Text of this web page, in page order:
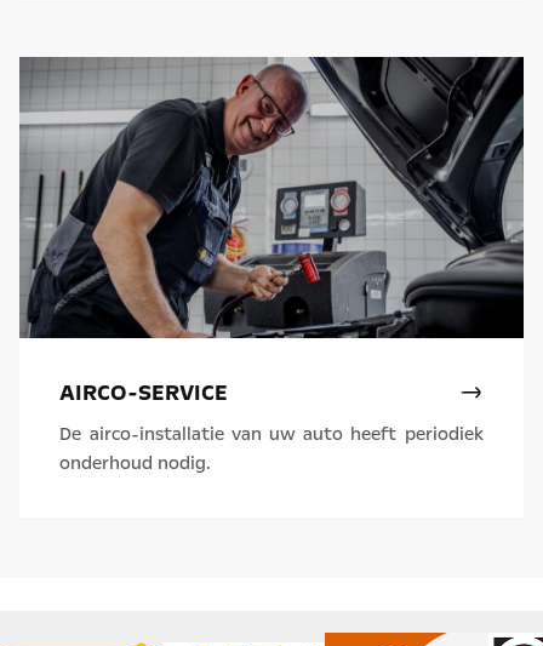
AIRCO-SERVICE
De airco-installatie van uw auto heeft periodiek
onderhoud nodig.